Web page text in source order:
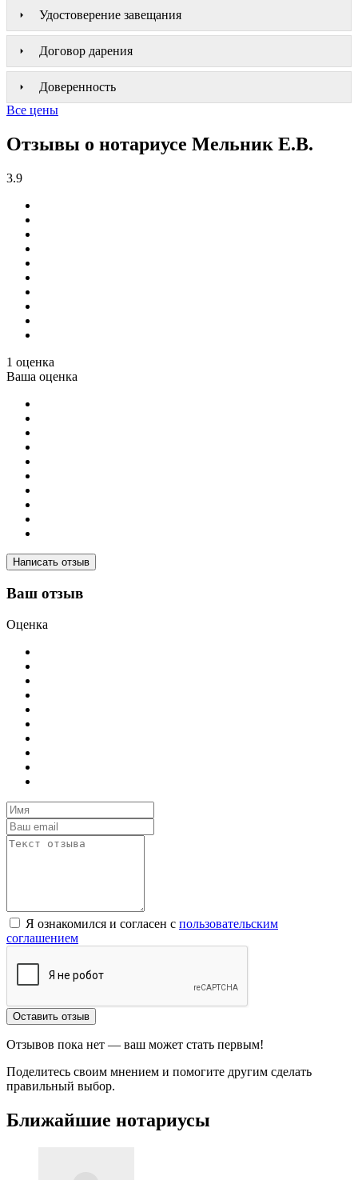
Удостоверение завещания
Договор дарения
Доверенность
Все цены
Отзывы о нотариусе Мельник Е.В.
3.9
1 оценка
Ваша оценка
Написать отзыв
Ваш отзыв
Оценка
Я ознакомился и согласен с пользовательским
соглашением
Оставить отзыв
Отзывов пока нет — ваш может стать первым!
Поделитесь своим мнением и помогите другим сделать
правильный выбор.
Ближайшие нотариусы